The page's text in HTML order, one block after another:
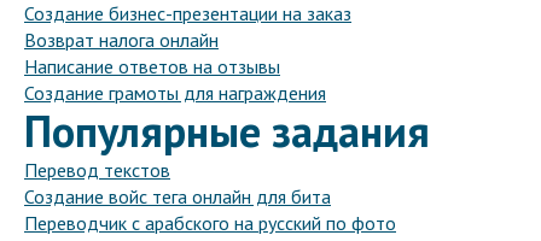
Создание бизнес-презентации на заказ
Возврат налога онлайн
Написание ответов на отзывы
Создание грамоты для награждения
Популярные задания
Перевод текстов
Создание войс тега онлайн для бита
Переводчик с арабского на русский по фото